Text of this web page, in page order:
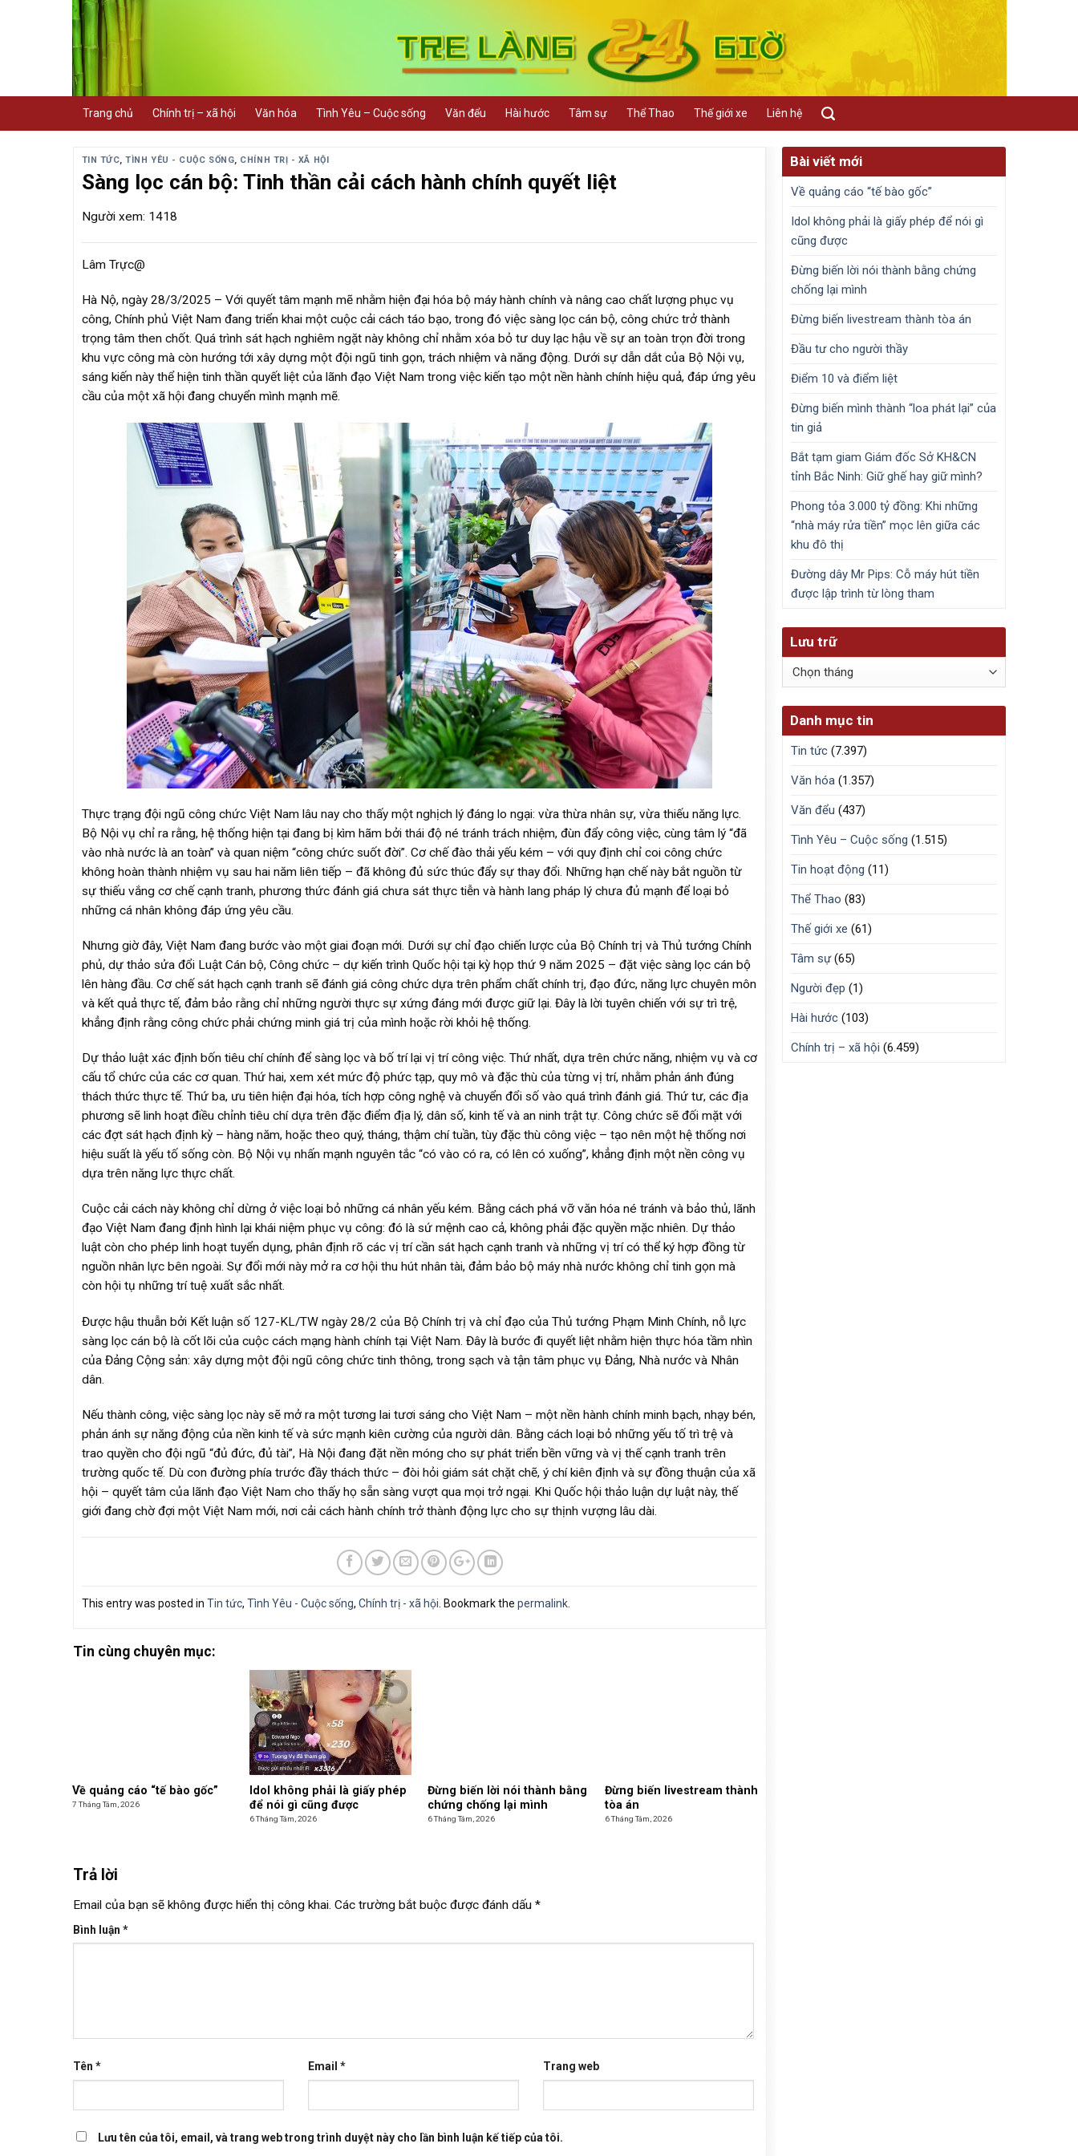
Trang chủ Chính trị – xã hội Văn hóa Tình Yêu – Cuộc sống Văn đểu Hài hước Tâm sự Thể Thao Thế giới xe Liên hệ
TIN TỨC,TÌNH YÊU - CUỘC SỐNG, CHÍNH TRỊ - XÃ HỘI
Sàng lọc cán bộ: Tinh thần cải cách hành chính quyết liệt
Người xem: 1418
Lâm Trực@
Hà Nộ, ngày 28/3/2025 – Với quyết tâm mạnh mẽ nhằm hiện đại hóa bộ máy hành chính và nâng cao chất lượng phục vụ
công, Chính phủ Việt Nam đang triển khai một cuộc cải cách táo bạo, trong đó việc sàng lọc cán bộ, công chức trở thành
trọng tâm then chốt. Quá trình sát hạch nghiêm ngặt này không chỉ nhằm xóa bỏ tư duy lạc hậu về sự an toàn trọn đời trong
khu vực công mà còn hướng tới xây dựng một đội ngũ tinh gọn, trách nhiệm và năng động. Dưới sự dẫn dắt của Bộ Nội vụ,
sáng kiến này thể hiện tinh thần quyết liệt của lãnh đạo Việt Nam trong việc kiến tạo một nền hành chính hiệu quả, đáp ứng yêu
cầu của một xã hội đang chuyển mình mạnh mẽ.
Thực trạng đội ngũ công chức Việt Nam lâu nay cho thấy một nghịch lý đáng lo ngại: vừa thừa nhân sự, vừa thiếu năng lực.
Bộ Nội vụ chỉ ra rằng, hệ thống hiện tại đang bị kìm hãm bởi thái độ né tránh trách nhiệm, đùn đẩy công việc, cùng tâm lý “đã
vào nhà nước là an toàn” và quan niệm “công chức suốt đời”. Cơ chế đào thải yếu kém – với quy định chỉ coi công chức
không hoàn thành nhiệm vụ sau hai năm liên tiếp – đã không đủ sức thúc đẩy sự thay đổi. Những hạn chế này bắt nguồn từ
sự thiếu vắng cơ chế cạnh tranh, phương thức đánh giá chưa sát thực tiễn và hành lang pháp lý chưa đủ mạnh để loại bỏ
những cá nhân không đáp ứng yêu cầu.
Nhưng giờ đây, Việt Nam đang bước vào một giai đoạn mới. Dưới sự chỉ đạo chiến lược của Bộ Chính trị và Thủ tướng Chính
phủ, dự thảo sửa đổi Luật Cán bộ, Công chức – dự kiến trình Quốc hội tại kỳ họp thứ 9 năm 2025 – đặt việc sàng lọc cán bộ
lên hàng đầu. Cơ chế sát hạch cạnh tranh sẽ đánh giá công chức dựa trên phẩm chất chính trị, đạo đức, năng lực chuyên môn
và kết quả thực tế, đảm bảo rằng chỉ những người thực sự xứng đáng mới được giữ lại. Đây là lời tuyên chiến với sự trì trệ,
khẳng định rằng công chức phải chứng minh giá trị của mình hoặc rời khỏi hệ thống.
Dự thảo luật xác định bốn tiêu chí chính để sàng lọc và bố trí lại vị trí công việc. Thứ nhất, dựa trên chức năng, nhiệm vụ và cơ
cấu tổ chức của các cơ quan. Thứ hai, xem xét mức độ phức tạp, quy mô và đặc thù của từng vị trí, nhằm phản ánh đúng
thách thức thực tế. Thứ ba, ưu tiên hiện đại hóa, tích hợp công nghệ và chuyển đổi số vào quá trình đánh giá. Thứ tư, các địa
phương sẽ linh hoạt điều chỉnh tiêu chí dựa trên đặc điểm địa lý, dân số, kinh tế và an ninh trật tự. Công chức sẽ đối mặt với
các đợt sát hạch định kỳ – hàng năm, hoặc theo quý, tháng, thậm chí tuần, tùy đặc thù công việc – tạo nên một hệ thống nơi
hiệu suất là yếu tố sống còn. Bộ Nội vụ nhấn mạnh nguyên tắc “có vào có ra, có lên có xuống”, khẳng định một nền công vụ
dựa trên năng lực thực chất.
Cuộc cải cách này không chỉ dừng ở việc loại bỏ những cá nhân yếu kém. Bằng cách phá vỡ văn hóa né tránh và bảo thủ, lãnh
đạo Việt Nam đang định hình lại khái niệm phục vụ công: đó là sứ mệnh cao cả, không phải đặc quyền mặc nhiên. Dự thảo
luật còn cho phép linh hoạt tuyển dụng, phân định rõ các vị trí cần sát hạch cạnh tranh và những vị trí có thể ký hợp đồng từ
nguồn nhân lực bên ngoài. Sự đổi mới này mở ra cơ hội thu hút nhân tài, đảm bảo bộ máy nhà nước không chỉ tinh gọn mà
còn hội tụ những trí tuệ xuất sắc nhất.
Được hậu thuẫn bởi Kết luận số 127-KL/TW ngày 28/2 của Bộ Chính trị và chỉ đạo của Thủ tướng Phạm Minh Chính, nỗ lực
sàng lọc cán bộ là cốt lõi của cuộc cách mạng hành chính tại Việt Nam. Đây là bước đi quyết liệt nhằm hiện thực hóa tầm nhìn
của Đảng Cộng sản: xây dựng một đội ngũ công chức tinh thông, trong sạch và tận tâm phục vụ Đảng, Nhà nước và Nhân
dân.
Nếu thành công, việc sàng lọc này sẽ mở ra một tương lai tươi sáng cho Việt Nam – một nền hành chính minh bạch, nhạy bén,
phản ánh sự năng động của nền kinh tế và sức mạnh kiên cường của người dân. Bằng cách loại bỏ những yếu tố trì trệ và
trao quyền cho đội ngũ “đủ đức, đủ tài”, Hà Nội đang đặt nền móng cho sự phát triển bền vững và vị thế cạnh tranh trên
trường quốc tế. Dù con đường phía trước đầy thách thức – đòi hỏi giám sát chặt chẽ, ý chí kiên định và sự đồng thuận của xã
hội – quyết tâm của lãnh đạo Việt Nam cho thấy họ sẵn sàng vượt qua mọi trở ngại. Khi Quốc hội thảo luận dự luật này, thế
giới đang chờ đợi một Việt Nam mới, nơi cải cách hành chính trở thành động lực cho sự thịnh vượng lâu dài.
This entry was posted in Tin tức, Tình Yêu - Cuộc sống, Chính trị - xã hội . Bookmark the permalink.
Tin cùng chuyên mục:
Về quảng cáo “tế bào gốc”
7 Tháng Tám, 2026
Idol không phải là giấy phép
để nói gì cũng được
6 Tháng Tám, 2026
Đừng biến lời nói thành bằng
chứng chống lại mình
6 Tháng Tám, 2026
Đừng biến livestream thành
tòa án
6 Tháng Tám, 2026
Trả lời
Email của bạn sẽ không được hiển thị công khai. Các trường bắt buộc được đánh dấu *
Bình luận *
Tên * Email * Trang web
Lưu tên của tôi, email, và trang web trong trình duyệt này cho lần bình luận kế tiếp của tôi.
Bài viết mới
Về quảng cáo “tế bào gốc”
Idol không phải là giấy phép để nói gì
cũng được
Đừng biến lời nói thành bằng chứng
chống lại mình
Đừng biến livestream thành tòa án
Đầu tư cho người thầy
Điểm 10 và điểm liệt
Đừng biến mình thành “loa phát lại” của
tin giả
Bắt tạm giam Giám đốc Sở KH&CN
tỉnh Bắc Ninh: Giữ ghế hay giữ mình?
Phong tỏa 3.000 tỷ đồng: Khi những
“nhà máy rửa tiền” mọc lên giữa các
khu đô thị
Đường dây Mr Pips: Cỗ máy hút tiền
được lập trình từ lòng tham
Lưu trữ
Lưu
Danh mục tin
Tin tức (7.397)
Văn hóa (1.357)
Văn đểu (437)
Tình Yêu – Cuộc sống (1.515)
Tin hoạt động (11)
Thể Thao (83)
Thế giới xe (61)
Tâm sự(65)
Người đẹp (1)
Hài hước (103)
Chính trị – xã hội (6.459)